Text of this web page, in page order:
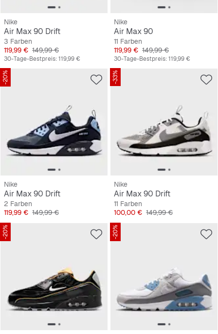
Nike
Air Max 90 Drift
3 Farben
Preis
119,99 € Originalpreis
149,99 €
30-Tage-Bestpreis:119,99 €
Nike
Air Max 90
11 Farben
Preis
119,99 € Originalpreis
149,99 €
30-Tage-Bestpreis:119,99 €
-20%
Nike
Air Max 90 Drift
2 Farben
Preis
119,99 € Originalpreis
149,99 €
-33%
Nike
Air Max 90 Drift
11 Farben
Preis
100,00 € Originalpreis
149,99 €
-20% -20%